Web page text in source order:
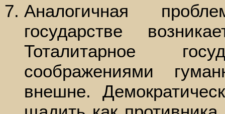
Аналогичная
государстве
Тоталитарное
соображениями
внешне.